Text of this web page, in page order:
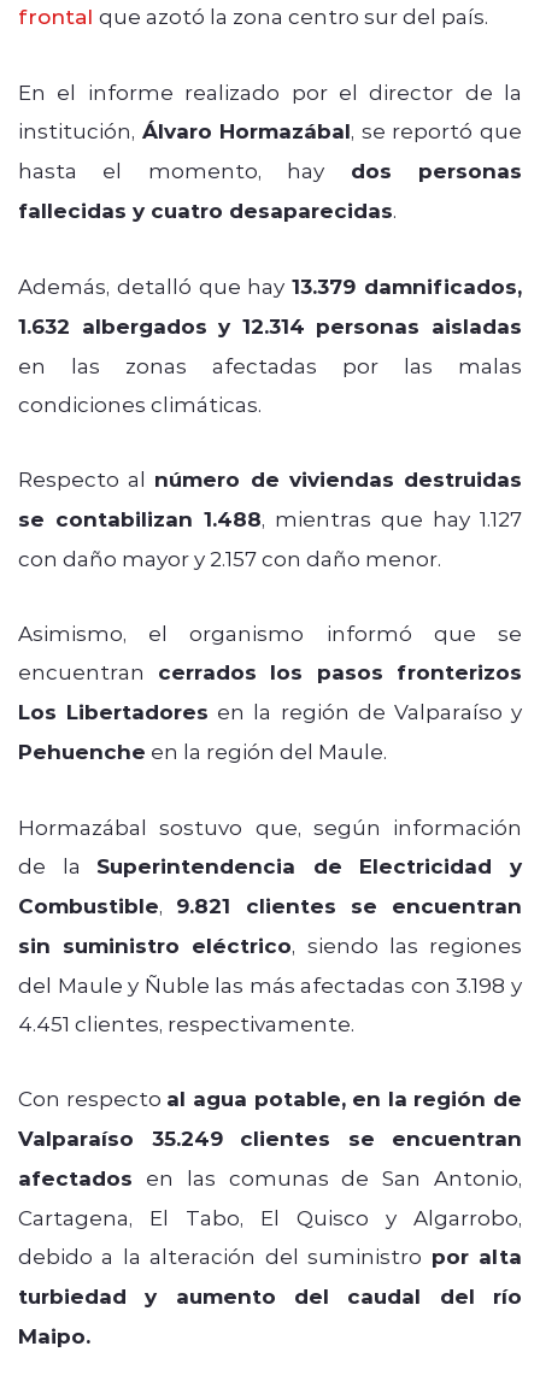
frontal que azotó la zona centro sur del país.
En el informe realizado por el director de la
institución, Álvaro Hormazábal, se reportó que
hasta el momento, hay dos personas
fallecidas y cuatro desaparecidas.
Además, detalló que hay13.379 damnificados,
1.632 albergados y 12.314 personas aisladas
en las zonas afectadas por las malas
condiciones climáticas.
Respecto al número de viviendas destruidas
se contabilizan 1.488, mientras que hay 1.127
con daño mayor y 2.157 con daño menor.
Asimismo, el organismo informó que se
encuentran cerrados los pasos fronterizos
Los Libertadores en la región de Valparaíso y
Pehuenche en la región del Maule.
Hormazábal sostuvo que, según información
de la Superintendencia de Electricidad y
Combustible, 9.821 clientes se encuentran
sin suministro eléctrico, siendo las regiones
del Maule y Ñuble las más afectadas con 3.198 y
4.451 clientes, respectivamente.
Con respecto al agua potable, en la región de
Valparaíso 35.249 clientes se encuentran
afectados en las comunas de San Antonio,
Cartagena, El Tabo, El Quisco y Algarrobo,
debido a la alteración del suministro por alta
turbiedad y aumento del caudal del río
Maipo.